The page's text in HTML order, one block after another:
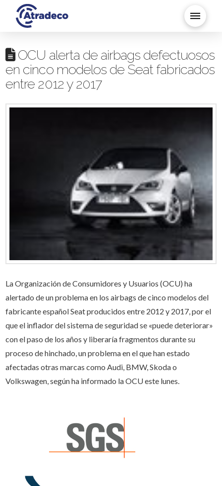
OCU alerta de airbags defectuosos
en cinco modelos de Seat fabricados
entre 2012 y 2017
La Organización de Consumidores y Usuarios (OCU) ha
alertado de un problema en los airbags de cinco modelos del
fabricante español Seat producidos entre 2012 y 2017, por el
que el inflador del sistema de seguridad se «puede deteriorar»
con el paso de los años y liberaría fragmentos durante su
proceso de hinchado, un problema en el que han estado
afectadas otras marcas como Audi, BMW, Skoda o
Volkswagen, según ha informado la OCU este lunes.